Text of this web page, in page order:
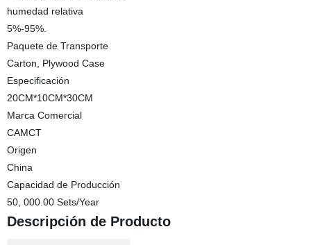
humedad relativa
5%-95%.
Paquete de Transporte
Carton, Plywood Case
Especificación
20CM*10CM*30CM
Marca Comercial
CAMCT
Origen
China
Capacidad de Producción
50, 000.00 Sets/Year
Descripción de Producto